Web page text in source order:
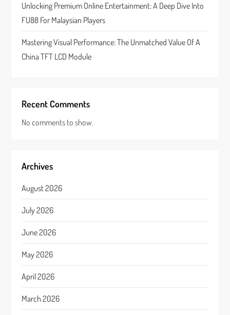
Unlocking Premium Online Entertainment: A Deep Dive Into
FU88 For Malaysian Players
Mastering Visual Performance: The Unmatched Value Of A
China TFT LCD Module
Recent Comments
No comments to show.
Archives
August 2026
July 2026
June 2026
May 2026
April 2026
March 2026